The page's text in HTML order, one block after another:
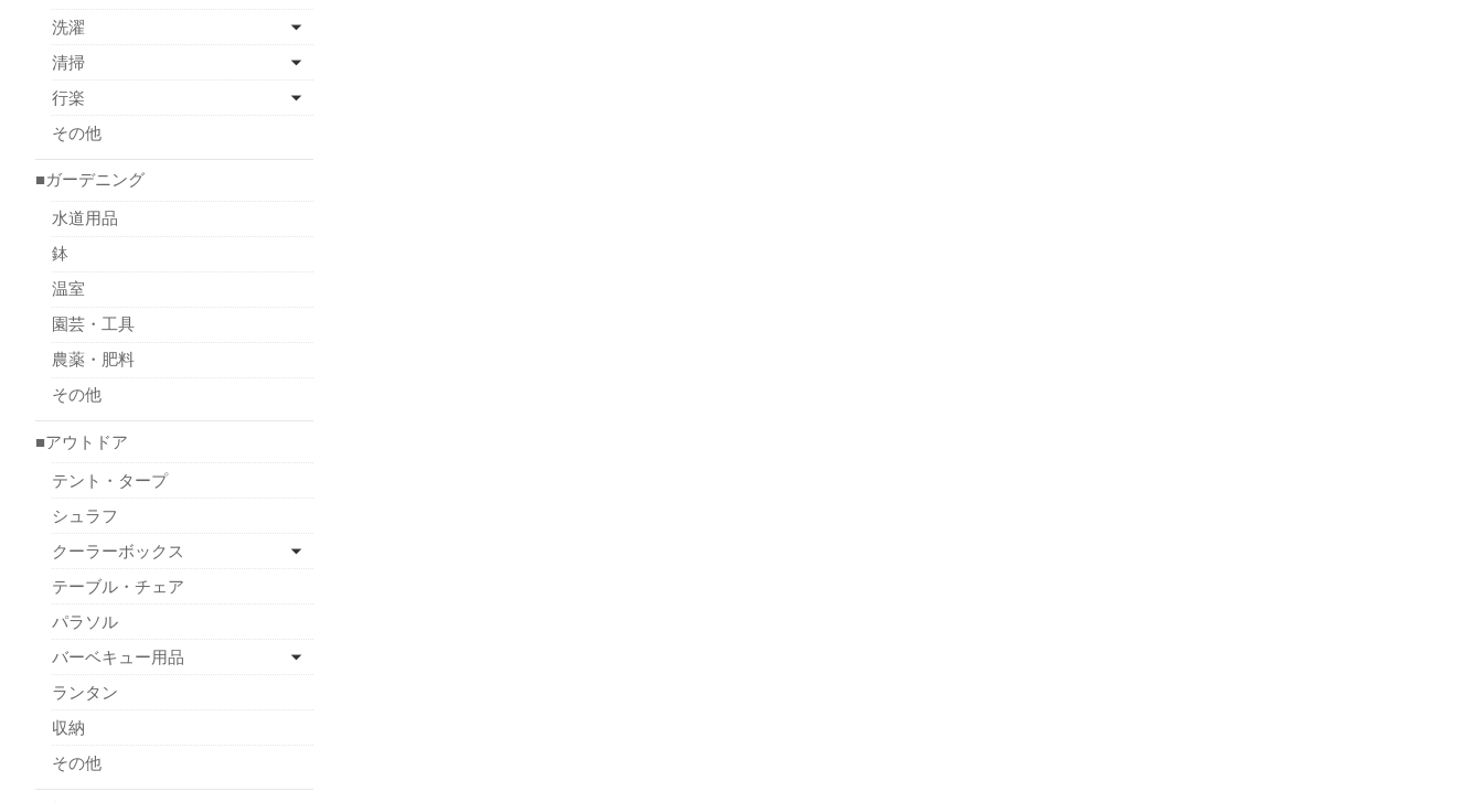
洗濯
清掃
行楽
その他
■ガーデニング
水道用品
鉢
温室
園芸・工具
農薬・肥料
その他
■アウトドア
テント・タープ
シュラフ
クーラーボックス
テーブル・チェア
パラソル
バーベキュー用品
ランタン
収納
その他